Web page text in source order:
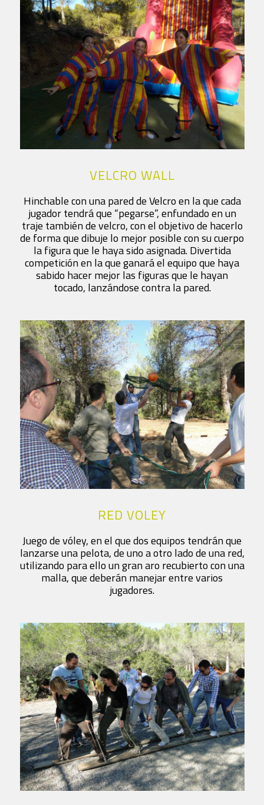
VELCRO WALL
Hinchable con una pared de Velcro en la que cada
jugador tendrá que “pegarse”, enfundado en un
traje también de velcro, con el objetivo de hacerlo
de forma que dibuje lo mejor posible con su cuerpo
la figura que le haya sido asignada. Divertida
competición en la que ganará el equipo que haya
sabido hacer mejor las figuras que le hayan
tocado, lanzándose contra la pared.
RED VOLEY
Juego de vóley, en el que dos equipos tendrán que
lanzarse una pelota, de uno a otro lado de una red,
utilizando para ello un gran aro recubierto con una
malla, que deberán manejar entre varios
jugadores.